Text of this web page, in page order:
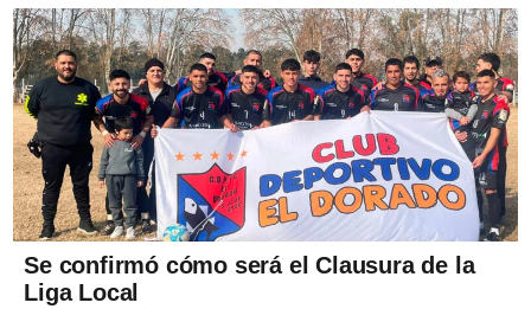
Se confirmó cómo será el Clausura de la
Liga Local